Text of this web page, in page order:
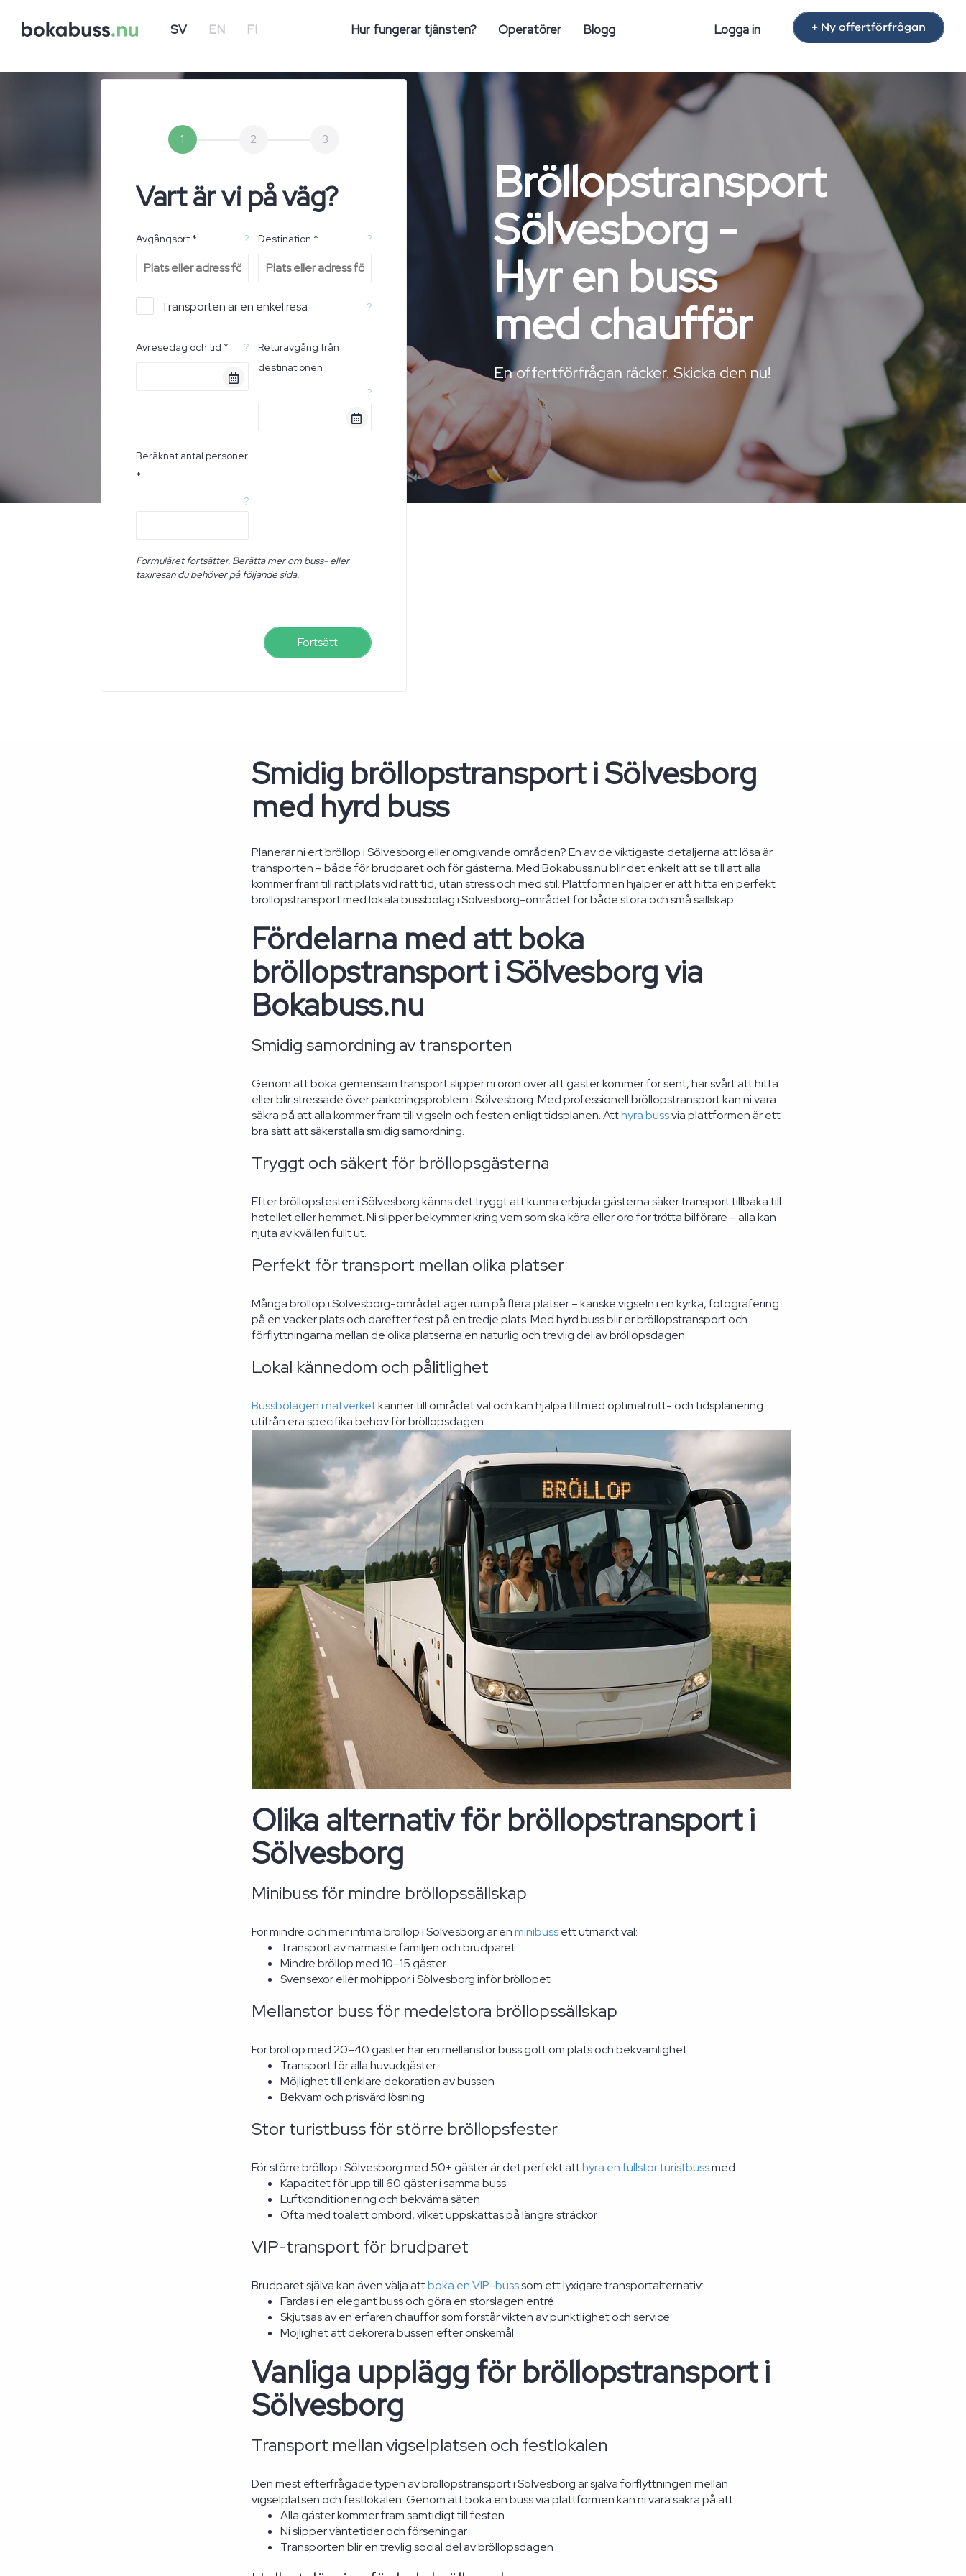
SV EN FI Hur fungerar tjänsten? Operatörer Blogg Logga in + Ny offertförfrågan
1 2 3
Vart är vi på väg?
Avgångsort * ? Destination * ?
Transporten är en enkel resa ?
Avresedag och tid * ?
Returavgång från
destinationen
?
Beräknat antal personer
*
?
Formuläret fortsätter. Berätta mer om buss- eller
taxiresan du behöver på följande sida.
Fortsätt
Bröllopstransport
Sölvesborg -
Hyr en buss
med chaufför
En offertförfrågan räcker. Skicka den nu!
Smidig bröllopstransport i Sölvesborg
med hyrd buss
Planerar ni ert bröllop i Sölvesborg eller omgivande områden? En av de viktigaste detaljerna att lösa är
transporten – både för brudparet och för gästerna. Med Bokabuss.nu blir det enkelt att se till att alla
kommer fram till rätt plats vid rätt tid, utan stress och med stil. Plattformen hjälper er att hitta en perfekt
bröllopstransport med lokala bussbolag i Sölvesborg-området för både stora och små sällskap.
Fördelarna med att boka
bröllopstransport i Sölvesborg via
Bokabuss.nu
Smidig samordning av transporten
Genom att boka gemensam transport slipper ni oron över att gäster kommer för sent, har svårt att hitta
eller blir stressade över parkeringsproblem i Sölvesborg. Med professionell bröllopstransport kan ni vara
säkra på att alla kommer fram till vigseln och festen enligt tidsplanen. Atthyra bussvia plattformen är ett
bra sätt att säkerställa smidig samordning.
Tryggt och säkert för bröllopsgästerna
Efter bröllopsfesten i Sölvesborg känns det tryggt att kunna erbjuda gästerna säker transport tillbaka till
hotellet eller hemmet. Ni slipper bekymmer kring vem som ska köra eller oro för trötta bilförare – alla kan
njuta av kvällen fullt ut.
Perfekt för transport mellan olika platser
Många bröllop i Sölvesborg-området äger rum på flera platser – kanske vigseln i en kyrka, fotografering
på en vacker plats och därefter fest på en tredje plats. Med hyrd buss blir er bröllopstransport och
förflyttningarna mellan de olika platserna en naturlig och trevlig del av bröllopsdagen.
Lokal kännedom och pålitlighet
Bussbolagen i nätverketkänner till området väl och kan hjälpa till med optimal rutt- och tidsplanering
utifrån era specifika behov för bröllopsdagen.
Olika alternativ för bröllopstransport i
Sölvesborg
Minibuss för mindre bröllopssällskap
För mindre och mer intima bröllop i Sölvesborg är enminibussett utmärkt val:
Transport av närmaste familjen och brudparet
Mindre bröllop med 10–15 gäster
Svensexor eller möhippor i Sölvesborg inför bröllopet
Mellanstor buss för medelstora bröllopssällskap
För bröllop med 20–40 gäster har en mellanstor buss gott om plats och bekvämlighet:
Transport för alla huvudgäster
Möjlighet till enklare dekoration av bussen
Bekväm och prisvärd lösning
Stor turistbuss för större bröllopsfester
För större bröllop i Sölvesborg med 50+ gäster är det perfekt atthyra en fullstor turistbussmed:
Kapacitet för upp till 60 gäster i samma buss
Luftkonditionering och bekväma säten
Ofta med toalett ombord, vilket uppskattas på längre sträckor
VIP-transport för brudparet
Brudparet själva kan även välja attboka en VIP-busssom ett lyxigare transportalternativ:
Färdas i en elegant buss och göra en storslagen entré
Skjutsas av en erfaren chaufför som förstår vikten av punktlighet och service
Möjlighet att dekorera bussen efter önskemål
Vanliga upplägg för bröllopstransport i
Sölvesborg
Transport mellan vigselplatsen och festlokalen
Den mest efterfrågade typen av bröllopstransport i Sölvesborg är själva förflyttningen mellan
vigselplatsen och festlokalen. Genom att boka en buss via plattformen kan ni vara säkra på att:
Alla gäster kommer fram samtidigt till festen
Ni slipper väntetider och förseningar
Transporten blir en trevlig social del av bröllopsdagen